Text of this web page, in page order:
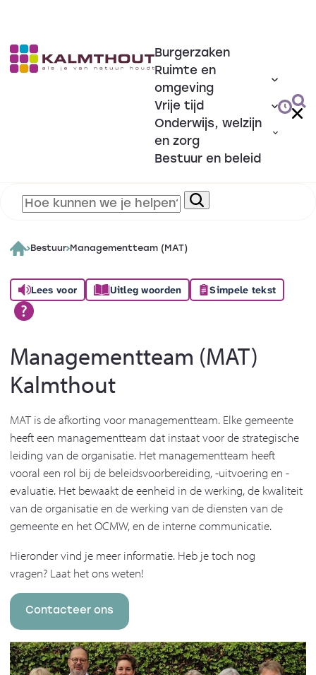
Burgerzaken
Ruimte en
omgeving
Vrije tijd
Onderwijs, welzijn
en zorg
Bestuur en beleid
Bestuur Managementteam (MAT)
Lees voor Uitleg woorden Simpele tekst
Managementteam (MAT)
Kalmthout
MAT is de afkorting voor managementteam. Elke gemeente
heeft een managementteam dat instaat voor de strategische
leiding van de organisatie. Het managementteam heeft
vooral een rol bij de beleidsvoorbereiding, -uitvoering en -
evaluatie. Het bewaakt de eenheid in de werking, de kwaliteit
van de organisatie en de werking van de diensten van de
gemeente en het OCMW, en de interne communicatie.
Hieronder vind je meer informatie. Heb je toch nog
vragen? Laat het ons weten!
Contacteer ons